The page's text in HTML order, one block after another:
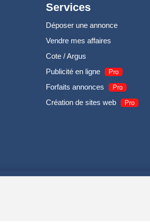
Services
Déposer une annonce
Vendre mes affaires
Cote / Argus
Publicité en ligne
Pro
Forfaits annonces Pro
Création de sites web Pro
504 811 373 - TVA FR00504811373 -